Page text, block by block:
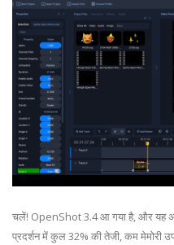
चलें! OpenShot 3.4 आ गया है, और यह
प्रदर्शन में कुल 32% की तेजी, कम मेमोरी